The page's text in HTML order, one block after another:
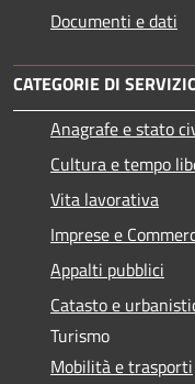
Documenti e dati
CATEGORIE DI
Anagrafe e stato
Cultura e tempo
Vita lavorativa
Imprese e
Appalti pubblici
Catasto e
Turismo
Mobilità e trasporti